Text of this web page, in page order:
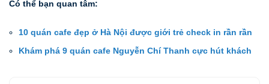
Có thể bạn quan tâm:
10 quán cafe đẹp ở Hà Nội được giới trẻ check in rần rần
Khám phá 9 quán cafe Nguyễn Chí Thanh cực hút khách